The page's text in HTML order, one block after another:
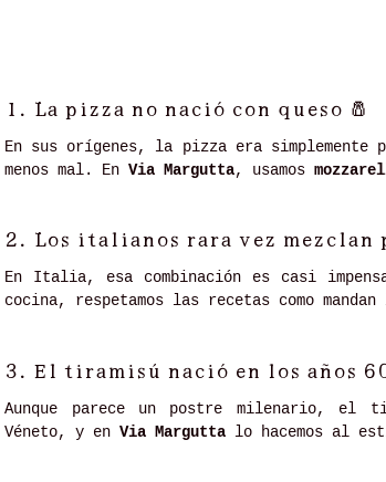
1. La pizza no nació con queso 🧂
En sus orígenes, la pizza era simplemente
menos mal. EnVia Margutta, usamos
2. Los italianos rara vez mezclan
En Italia, esa combinación es casi
cocina, respetamos las recetas como mandan
3. El tiramisú nació en los años
Aunque parece un postre milenario, el
Véneto, y enVia Margutta lo hacemos al